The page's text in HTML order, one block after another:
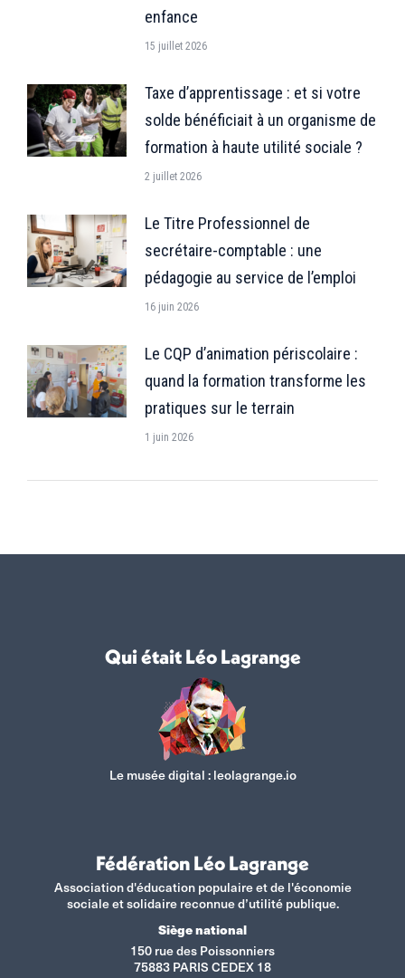
enfance
15 juillet 2026
Taxe d’apprentissage : et si votre
solde bénéficiait à un organisme de
formation à haute utilité sociale ?
2 juillet 2026
Le Titre Professionnel de
secrétaire-comptable : une
pédagogie au service de l’emploi
16 juin 2026
Le CQP d’animation périscolaire :
quand la formation transforme les
pratiques sur le terrain
1 juin 2026
Qui était Léo Lagrange
Le musée digital : leolagrange.io
Fédération Léo Lagrange
Association d'éducation populaire et de l'économie
sociale et solidaire reconnue d’utilité publique.
Siège national
150 rue des Poissonniers
75883 PARIS CEDEX 18